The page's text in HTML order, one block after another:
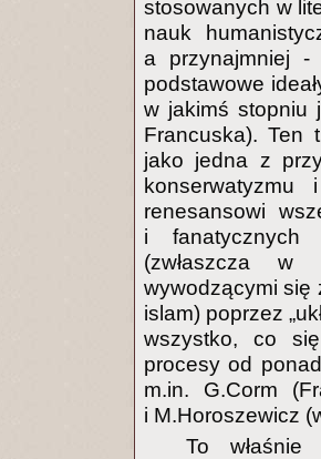
stosowanych w
nauk
a przynajmniej -
podstawowe
w jakimś stopniu
Francuska). Ten
jako jedna z
renesansowi
i fanatycznych
(zwłaszcza w
wywodzącymi się
islam) poprzez
wszystko, co
procesy od
m.in. G.Corm
i M.Horoszewicz
To właśnie